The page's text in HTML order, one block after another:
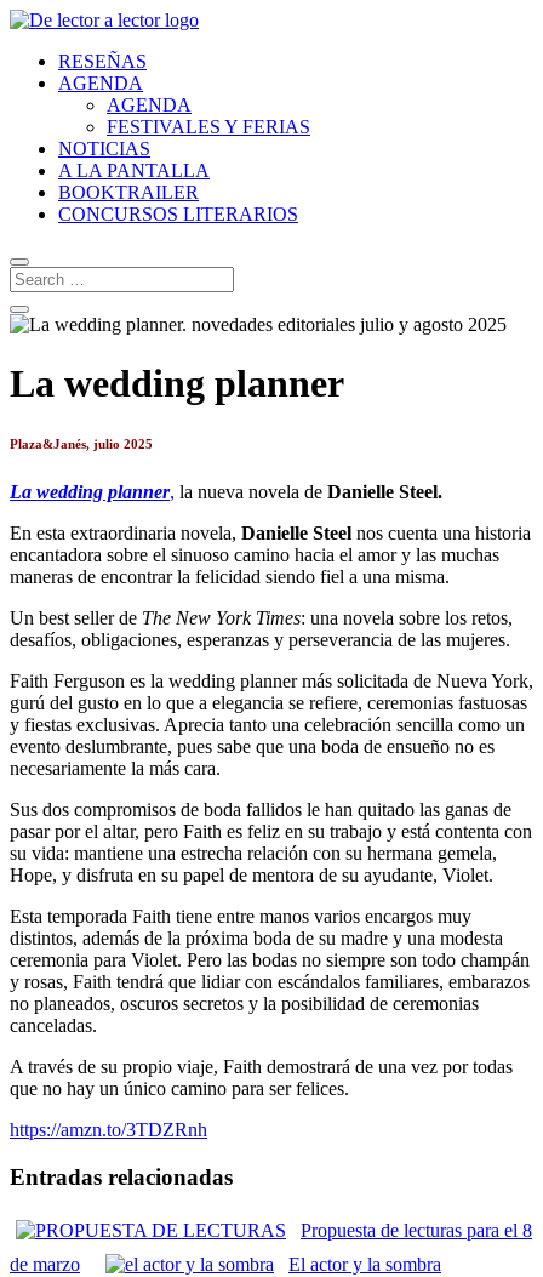
RESEÑAS
AGENDA
AGENDA
FESTIVALES Y FERIAS
NOTICIAS
A LA PANTALLA
BOOKTRAILER
CONCURSOS LITERARIOS
La wedding planner
Plaza&Janés, julio 2025
La wedding planner, la nueva novela de Danielle Steel.
En esta extraordinaria novela, Danielle Steel nos cuenta una historia
encantadora sobre el sinuoso camino hacia el amor y las muchas
maneras de encontrar la felicidad siendo fiel a una misma.
Un best seller de The New York Times: una novela sobre los retos,
desafíos, obligaciones, esperanzas y perseverancia de las mujeres.
Faith Ferguson es la wedding planner más solicitada de Nueva York,
gurú del gusto en lo que a elegancia se refiere, ceremonias fastuosas
y fiestas exclusivas. Aprecia tanto una celebración sencilla como un
evento deslumbrante, pues sabe que una boda de ensueño no es
necesariamente la más cara.
Sus dos compromisos de boda fallidos le han quitado las ganas de
pasar por el altar, pero Faith es feliz en su trabajo y está contenta con
su vida: mantiene una estrecha relación con su hermana gemela,
Hope, y disfruta en su papel de mentora de su ayudante, Violet.
Esta temporada Faith tiene entre manos varios encargos muy
distintos, además de la próxima boda de su madre y una modesta
ceremonia para Violet. Pero las bodas no siempre son todo champán
y rosas, Faith tendrá que lidiar con escándalos familiares, embarazos
no planeados, oscuros secretos y la posibilidad de ceremonias
canceladas.
A través de su propio viaje, Faith demostrará de una vez por todas
que no hay un único camino para ser felices.
https://amzn.to/3TDZRnh
Entradas relacionadas
Propuesta de lecturas para el 8
de marzo
El actor y la sombra